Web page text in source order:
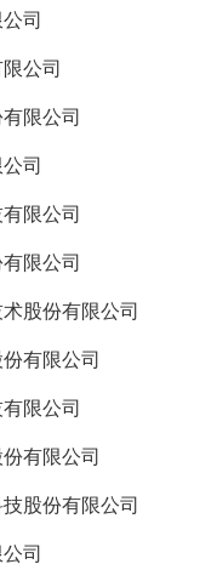
司
公司
限公司
司
限公司
限公司
股份有限公司
有限公司
限公司
有限公司
股份有限公司
司